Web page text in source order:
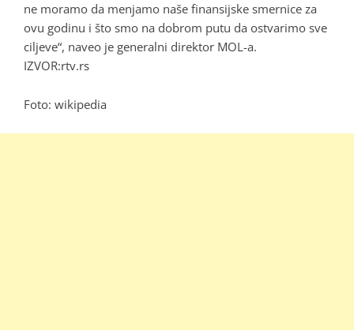
ne moramo da menjamo naše finansijske smernice za
ovu godinu i što smo na dobrom putu da ostvarimo sve
ciljeve“, naveo je generalni direktor MOL-a.
IZVOR:rtv.rs
Foto: wikipedia